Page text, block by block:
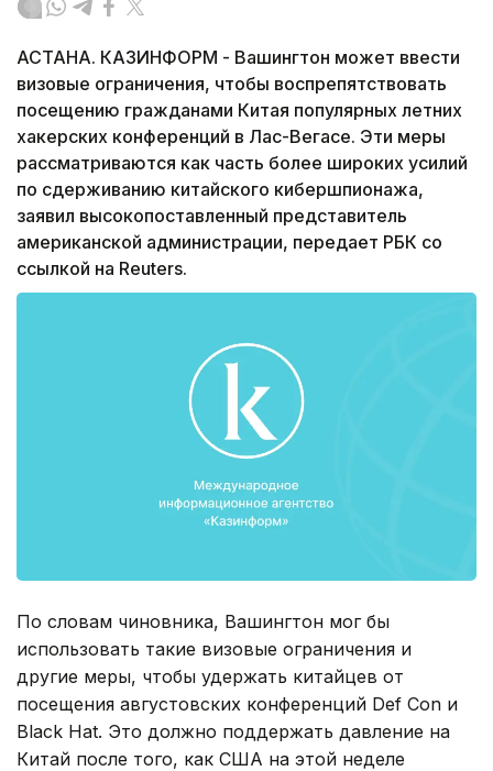
АСТАНА. КАЗИНФОРМ - Вашингтон может ввести
визовые ограничения, чтобы воспрепятствовать
посещению гражданами Китая популярных летних
хакерских конференций в Лас-Вегасе. Эти меры
рассматриваются как часть более широких усилий
по сдерживанию китайского кибершпионажа,
заявил высокопоставленный представитель
американской администрации, передает РБК со
ссылкой на Reuters.
По словам чиновника, Вашингтон мог бы
использовать такие визовые ограничения и
другие меры, чтобы удержать китайцев от
посещения августовских конференций Def Con и
Black Hat. Это должно поддержать давление на
Китай после того, как США на этой неделе